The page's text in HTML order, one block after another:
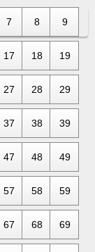
7 8 9
17 18 19
27 28 29
37 38 39
47 48 49
57 58 59
67 68 69